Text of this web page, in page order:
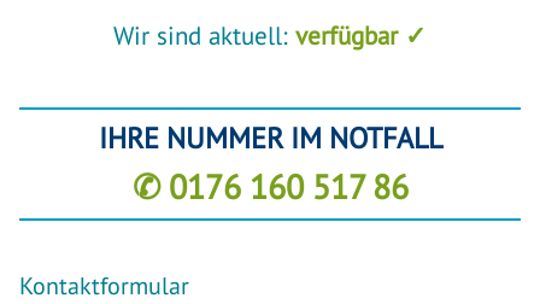
Wir sind aktuell: verfügbar ✓
IHRE NUMMER IM NOTFALL
✆ 0176 160 517 86
Kontaktformular